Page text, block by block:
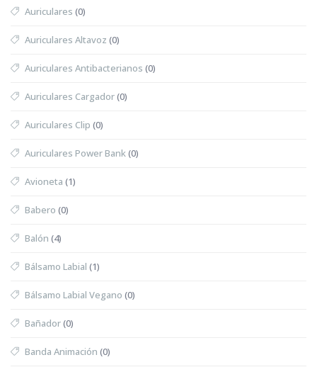
Auriculares (0)
Auriculares Altavoz (0)
Auriculares Antibacterianos (0)
Auriculares Cargador(0)
Auriculares Clip (0)
Auriculares Power Bank(0)
Avioneta (1)
Babero (0)
Balón (4)
Bálsamo Labial (1)
Bálsamo Labial Vegano (0)
Bañador(0)
Banda Animación (0)